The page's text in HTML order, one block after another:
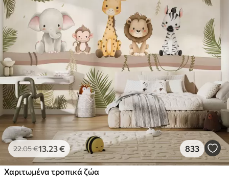
22.05€13 .23€ 833
Χαριτωμένα τροπικά ζώα